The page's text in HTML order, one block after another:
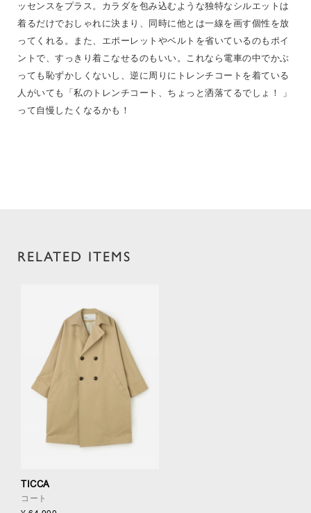
ッセンスをプラス。カラダを包み込むような独特なシルエットは
着るだけでおしゃれに決まり、同時に他とは一線を画す個性を放
ってくれる。また、エポーレットやベルトを省いているのもポイ
ントで、すっきり着こなせるのもいい。これなら電車の中でかぶ
っても恥ずかしくないし、逆に周りにトレンチコートを着ている
人がいても「私のトレンチコート、ちょっと洒落てるでしょ！ 」
って自慢したくなるかも！
RELATED ITEMS
TICCA
コート